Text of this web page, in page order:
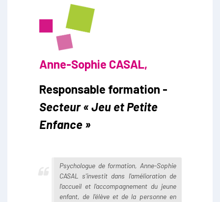
Anne-Sophie CASAL,
Responsable formation -
Secteur « Jeu et Petite
Enfance »
Psychologue de formation, Anne-Sophie
CASAL s'investit dans l'amélioration de
l'accueil et l'accompagnement du jeune
enfant, de l'élève et de la personne en